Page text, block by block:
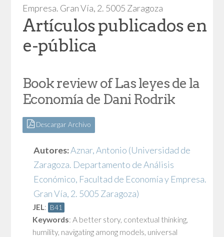
Empresa. Gran Vía, 2. 5005 Zaragoza
Artículos publicados en
e-pública
Book review of Las leyes de la
Economía de Dani Rodrik
Descargar Archivo
Autores:Aznar, Antonio (Universidad de
Zaragoza. Departamento de Análisis
Económico, Facultad de Economía y Empresa.
Gran Vía, 2. 5005 Zaragoza)
JEL: B41
Keywords: A better story, contextual thinking,
humility, navigating among models, universal